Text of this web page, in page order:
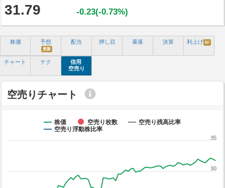
31.79 -0.23(-0.73%)
株価 予想
更新
配当 押し目 暴落 決算 利上げ N!
チャート テク
信用
空売り
空売りチャート
株価 空売り枚数
空売り残高比率
空売り浮動株比率
30
35